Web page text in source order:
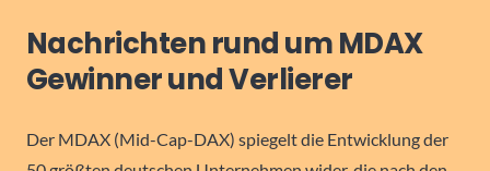
Nachrichten rund um MDAX
Gewinner und Verlierer
Der MDAX (Mid-Cap-DAX) spiegelt die Entwicklung der